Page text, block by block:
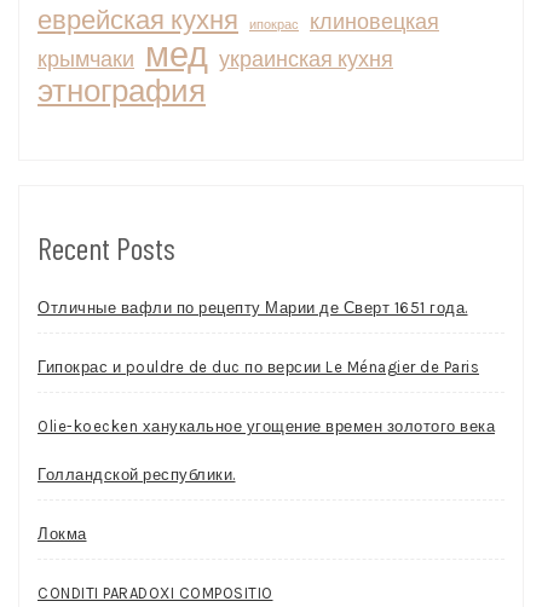
еврейская кухня ипокрас
клиновецкая
крымчаки мед украинская кухня
этнография
Recent Posts
Отличные вафли по рецепту Марии де Сверт 1651 года.
Гипокрас и pouldre de duc по версии Le Ménagier de Paris
Olie-koecken ханукальное угощение времен золотого века
Голландской республики.
Локма
CONDITI PARADOXI COMPOSITIO